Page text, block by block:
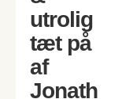
utrolig
tæt på
af
Jonath